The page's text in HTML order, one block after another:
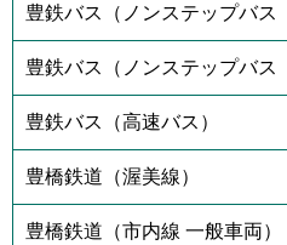
豊鉄バス（ノンステップバ
豊鉄バス（ノンステップバ
豊鉄バス（高速バス）
豊橋鉄道（渥美線）
豊橋鉄道（市内線 一般車両）